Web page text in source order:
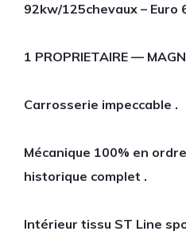
92kw/125chevaux – Euro
1 PROPRIETAIRE —
Carrosserie impeccable .
Mécanique 100% en
historique complet .
Intérieur tissu ST Line